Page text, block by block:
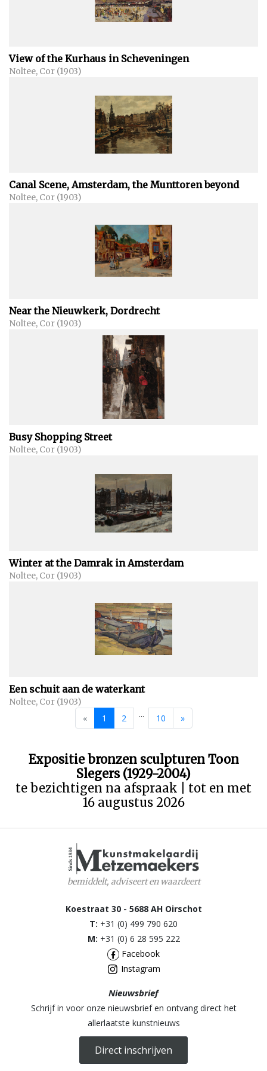
View of the Kurhaus in Scheveningen
Noltee, Cor (1903)
Canal Scene, Amsterdam, the Munttoren beyond
Noltee, Cor (1903)
Near the Nieuwkerk, Dordrecht
Noltee, Cor (1903)
Busy Shopping Street
Noltee, Cor (1903)
Winter at the Damrak in Amsterdam
Noltee, Cor (1903)
Een schuit aan de waterkant
Noltee, Cor (1903)
« 1 2 ... 10 »
Expositie bronzen sculpturen Toon
Slegers (1929-2004)
te bezichtigen na afspraak | tot en met
16 augustus 2026
bemiddelt, adviseert en waardeert
Koestraat 30 - 5688 AH Oirschot
T: +31 (0) 499 790 620
M: +31 (0) 6 28 595 222
Facebook
Instagram
Nieuwsbrief
Schrijf in voor onze nieuwsbrief en ontvang direct het
allerlaatste kunstnieuws
Direct inschrijven